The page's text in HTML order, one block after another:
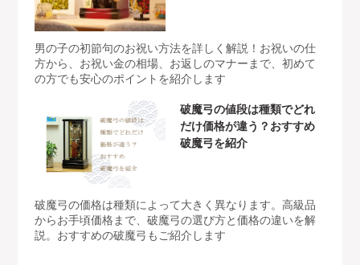
男の子の初節句のお祝い方法を詳しく解説！お祝いの仕
方から、お祝い金の相場、お返しのマナーまで、初めて
の方でも安心のポイントを紹介します
破魔弓の値段は種類でどれ
だけ価格が違う？おすすめ
破魔弓を紹介
破魔弓の価格は種類によって大きく異なります。高級品
からお手頃価格まで、破魔弓の選び方と価格の違いを解
説。おすすめの破魔弓もご紹介します